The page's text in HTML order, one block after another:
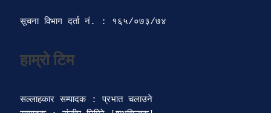
सूचना विभाग दर्ता‍ नं. : १६५/०७३/७४
हाम्रो टिम
सल्लाहकार सम्पादक : प्रभात चलाउने